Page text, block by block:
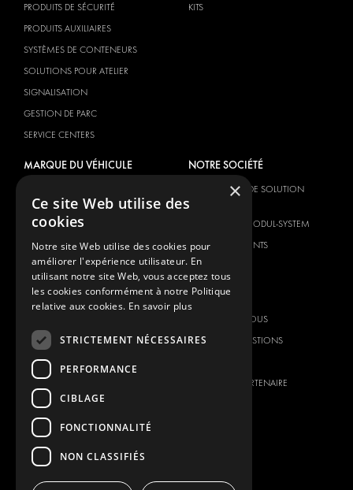
PRODUITS DE SÉCURITÉ
PRODUITS AUXILIAIRES
SYSTÈMES DE CONTENEURS
SOLUTIONS POUR ATELIER
SIGNALISATION
GESTION DE PARC
SERVICE CENTERS
KITS
MARQUE DU VÉHICULE
DACIA
FORD
HYUNDAI
IVECO
MAXUS
MERCEDES
NISSAN
OPEL
PEUGEOT
TOYOTA
VOLKSWAGEN
NOTRE SOCIÉTÉ
FOURNISSEUR DE SOLUTION
GLOBALE
À PROPOS DE MODUL-SYSTEM
TÉLÉCHARGEMENTS
NOUVELLES
CONTACT
CONTACTEZ-NOUS
FOIRE AUX QUESTIONS
DEVENIR UN PARTENAIRE
×
Ce site Web utilise des
cookies
Notre site Web utilise des cookies pour
améliorer l'expérience utilisateur. En
utilisant notre site Web, vous acceptez tous
les cookies conformément à notre Politique
relative aux cookies. En savoir plus
STRICTEMENT NÉCESSAIRES
PERFORMANCE
CIBLAGE
FONCTIONNALITÉ
NON CLASSIFIÉS